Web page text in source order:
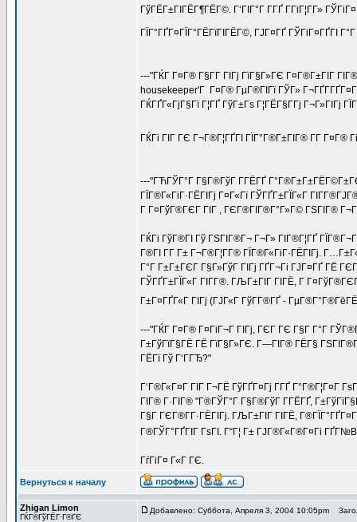
ГўГЁГ±ГІГЁГ¶ГЁГ©. Г‘ГІГ°Г Г­ГҐ Г­ГіГ¦Г­Г»
ГЇГ°ГҐГ¤ГЇГ°ГЁГїГІГЁГ©, ГЈГ¤ГҐ ГЎГіГ¤ГҐГІ
---"ГЌГ Г¤Г® Г§Г­Г ГІГј ГїГ§Г»ГЄ Г¤Г®Г±ГІГ
housekeeper'Г Г¤Г® ГµГ®ГІГї ГЎГ»
ГЌГҐГ«ГјГ§Гї Г¦ГҐ ГўГ±Гѕ Г¦ГЁГ§Г­Гј
ГЌГі ГІГ ГЄ Г¬Г®Г¦ГҐГІ ГЇГ°Г®Г±ГІГ® Г­Г Г¤Г®
---"ГЋГЎГ°Г Г§Г®ГўГ Г­ГЁГҐ
ГЇГ®Г«ГіГ·ГЁГІГј Г¤Г«Гї ГЎГҐГ±ГЇГ«Г
Г Г¤ГўГ®ГЄГ ГІГ , ГЄГ®ГІГ®Г°Г»Г© ГЅГІГ®
ГЌГі ГўГ®ГІ Гў ГЅГІГ®Г¬ Г¬Г» ГІГ®Г¦ГҐ
Г®ГІ Г­Г Г± Г¬Г®Г¦Г­Г® ГЇГ®Г«ГіГ·ГЁГІГј.
Г°Г Г±Г±ГЄГ Г§Г»ГўГ ГІГј ГҐГ¬Гі ГЈГ¤ГҐ ГЁ
ГЎГҐГ±ГЇГ«Г ГІГ­Г®. ГЉГ±ГІГ ГІГЁ, Г
Г±Г¤ГҐГ«Г ГІГј (ГЈГ«Г ГўГ­Г®ГҐ -
---"ГЌГ Г¤Г® Г¤ГіГ¬Г ГІГј, ГЄГ ГЄ Г§Г Г°Г
Г±ГўГїГ§ГЁ ГЁ ГїГ§Г»ГЄ. Г—ГІГ® ГЁГ§
ГЁГї Гў Г‘ГГЂ?"
Г‘Г®Г«Г¤Г ГІГ Г¬ГЁ ГўГҐГ¤Гј Г­ГҐ Г°Г®Г¦Г¤Г
ГІГ® Г·ГІГ® "Г®ГЎГ°Г Г§Г®ГўГ Г­ГЁГҐ,
Г§Г ГЄГ®Г­Г·ГЁГІГј. ГЉГ±ГІГ ГІГЁ,
Г®ГЎГ°ГҐГІГ ГѕГІ. Г“Г¦ Г± ГЈГ®Г«Г®Г¤Гі
ГѓГіГ¤ Г«Г ГЄ.
Вернуться к началу
Zhigan Limon
ГЌГ®ГўГЁГ·Г®ГЄ
Добавлено: Суббота, Апреля 3, 2004 10:05pm